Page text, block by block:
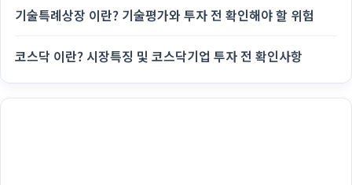
기술특례상장 이란? 기술평가와 투자 전 확인해야 할 위험
코스닥 이란? 시장특징 및 코스닥기업 투자 전 확인사항